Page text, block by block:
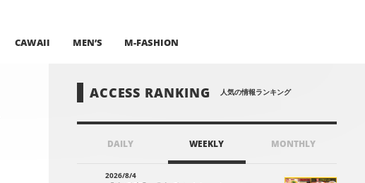
CAWAII MEN’S M-FASHION
ACCESS RANKING 人気の情報ランキング
DAILY WEEKLY MONTHLY
2026/8/4